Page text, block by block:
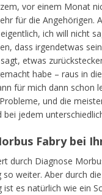
vor einem Monat
für die
ich will nicht
dass irgendetwas
etwas
habe – raus in
für mich dann schon
und die
jedem
Fabry bei
durch Diagnose
weiter. Aber durch
es natürlich wie ein